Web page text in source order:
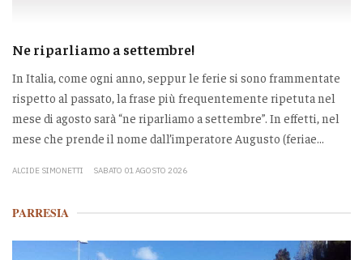
Ne riparliamo a settembre!
In Italia, come ogni anno, seppur le ferie si sono frammentate
rispetto al passato, la frase più frequentemente ripetuta nel
mese di agosto sarà “ne riparliamo a settembre”. In effetti, nel
mese che prende il nome dall’imperatore Augusto (feriae...
ALCIDE SIMONETTI SABATO 01 AGOSTO 2026
PARRESIA